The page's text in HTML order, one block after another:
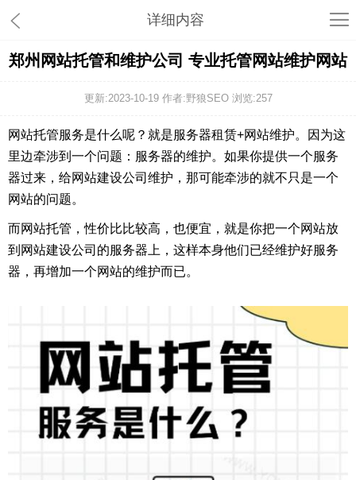
详细内容
郑州网站托管和维护公司 专业托管网站维护网站
更新:2023-10-19 作者:野狼SEO 浏览:257
网站托管服务是什么呢？就是服务器租赁+网站维护。因为这
里边牵涉到一个问题：服务器的维护。如果你提供一个服务
器过来，给网站建设公司维护，那可能牵涉的就不只是一个
网站的问题。
而网站托管，性价比比较高，也便宜，就是你把一个网站放
到网站建设公司的服务器上，这样本身他们已经维护好服务
器，再增加一个网站的维护而已。